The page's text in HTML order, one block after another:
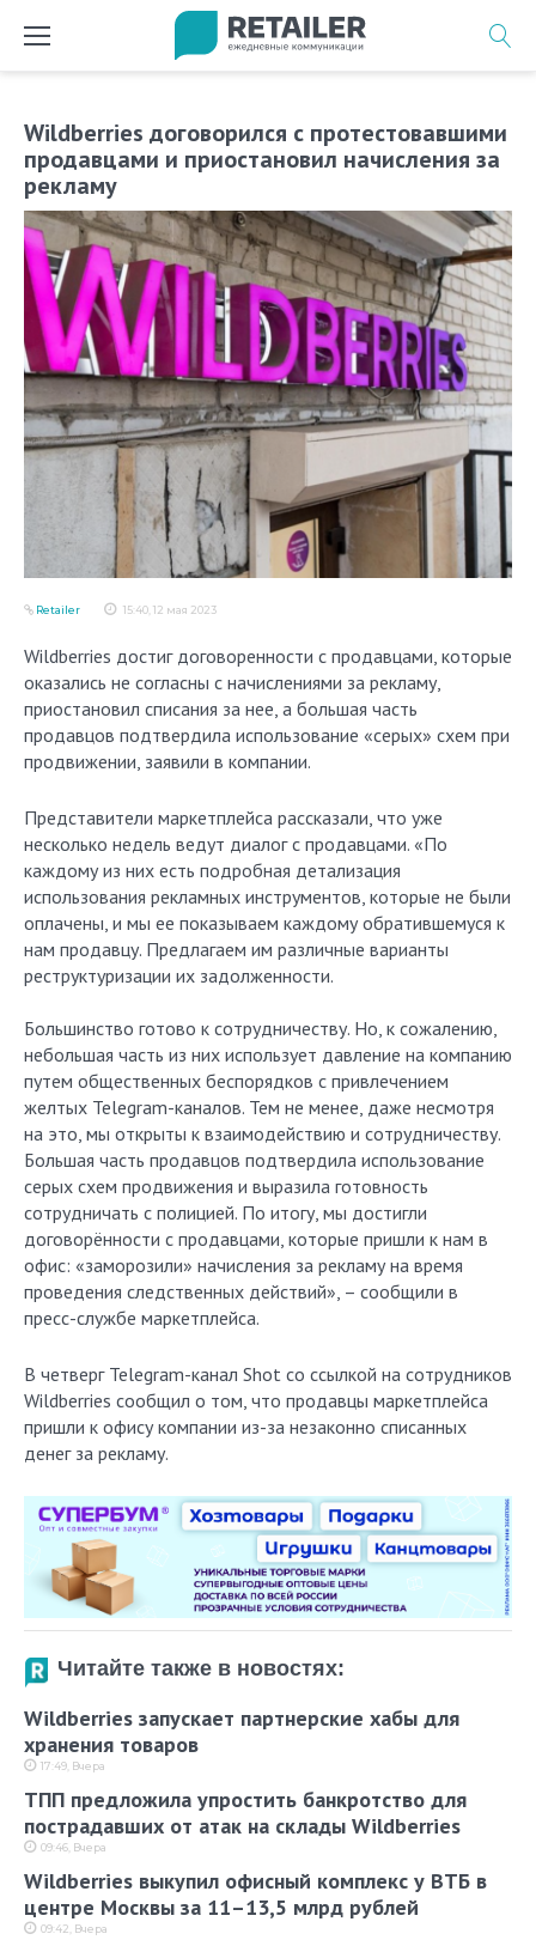
Wildberries договорился с протестовавшими
продавцами и приостановил начисления за
рекламу
15:40, 12 мая 2023
Retailer
Wildberries достиг договоренности с продавцами, которые
оказались не согласны с начислениями за рекламу,
приостановил списания за нее, а большая часть
продавцов подтвердила использование «серых» схем при
продвижении, заявили в компании.
Представители маркетплейса рассказали, что уже
несколько недель ведут диалог с продавцами. «По
каждому из них есть подробная детализация
использования рекламных инструментов, которые не были
оплачены, и мы ее показываем каждому обратившемуся к
нам продавцу. Предлагаем им различные варианты
реструктуризации их задолженности.
Большинство готово к сотрудничеству. Но, к сожалению,
небольшая часть из них использует давление на компанию
путем общественных беспорядков с привлечением
желтых Telegram-каналов. Тем не менее, даже несмотря
на это, мы открыты к взаимодействию и сотрудничеству.
Большая часть продавцов подтвердила использование
серых схем продвижения и выразила готовность
сотрудничать с полицией. По итогу, мы достигли
договорённости с продавцами, которые пришли к нам в
офис: «заморозили» начисления за рекламу на время
проведения следственных действий», – сообщили в
пресс-службе маркетплейса.
В четверг Telegram-канал Shot со ссылкой на сотрудников
Wildberries сообщил о том, что продавцы маркетплейса
пришли к офису компании из-за незаконно списанных
денег за рекламу.
Читайте также в новостях:
Wildberries запускает партнерские хабы для
хранения товаров
17:49, Вчера
ТПП предложила упростить банкротство для
пострадавших от атак на склады Wildberries
09:46, Вчера
Wildberries выкупил офисный комплекс у ВТБ в
центре Москвы за 11–13,5 млрд рублей
09:42, Вчера